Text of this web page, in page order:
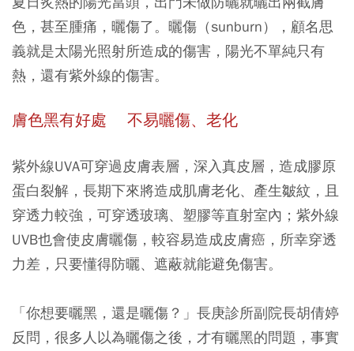
色，甚至腫痛，曬傷了。曬傷（sunburn），顧名思
義就是太陽光照射所造成的傷害，陽光不單純只有
熱，還有紫外線的傷害。
膚色黑有好處 不易曬傷、老化
紫外線UVA可穿過皮膚表層，深入真皮層，造成膠原
蛋白裂解，長期下來將造成肌膚老化、產生皺紋，且
穿透力較強，可穿透玻璃、塑膠等直射室內；紫外線
UVB也會使皮膚曬傷，較容易造成皮膚癌，所幸穿透
力差，只要懂得防曬、遮蔽就能避免傷害。
「你想要曬黑，還是曬傷？」長庚診所副院長胡倩婷
反問，很多人以為曬傷之後，才有曬黑的問題，事實